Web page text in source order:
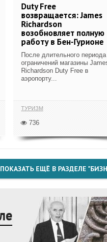
Duty Free
возвращается: James
Richardson
возобновляет полную
работу в Бен-Гурионе
После длительного периода
ограничений магазины
Richardson Duty Free в
аэропорту...
ТУРИЗМ
736
ПОКАЗАТЬ ЕЩЁ В РАЗДЕЛЕ